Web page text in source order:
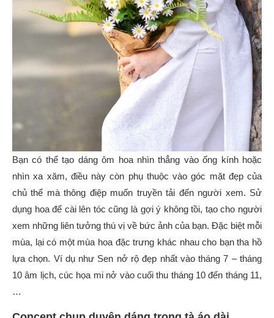
Bạn có thể tạo dáng ôm hoa nhìn thẳng vào ống kính hoặc
nhìn xa xăm, điều này còn phụ thuộc vào góc mặt đẹp của
chủ thể mà thông điệp muốn truyền tải đến người xem. Sử
dụng hoa để cài lên tóc cũng là gợi ý không tồi, tạo cho người
xem những liên tưởng thú vị về bức ảnh của bạn. Đặc biệt mỗi
mùa, lại có một mùa hoa đặc trưng khác nhau cho bạn tha hồ
lựa chọn. Ví dụ như Sen nở rộ đẹp nhất vào tháng 7 – tháng
10 âm lịch, cúc họa mi nở vào cuối thu tháng 10 đến tháng 11,
…